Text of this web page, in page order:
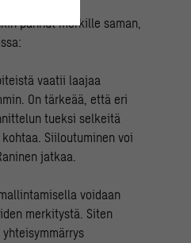
pannut merkille saman,
vaatii laajaa
On tärkeää, että eri
tueksi selkeitä
Siiloutuminen voi
jatkaa.
voidaan
merkitystä. Siten